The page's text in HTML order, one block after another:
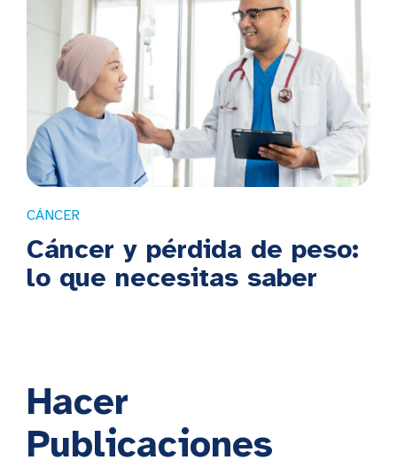
CÁNCER
Cáncer y pérdida de peso:
lo que necesitas saber
Hacer
Publicaciones